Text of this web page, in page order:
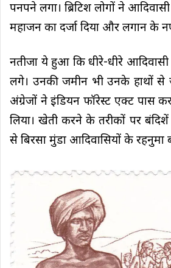
पनपने लगा। ब्रिटिश लोगों ने
महाजन का दर्जा दिया और लगान के
नतीजा ये हुआ कि धीरे-धीरे
लगे। उनकी जमीन भी उनके हाथों से
अंग्रेजों ने इंडियन फॉरेस्ट एक्ट पास
लिया। खेती करने के तरीकों पर
से बिरसा मुंडा आदिवासियों के